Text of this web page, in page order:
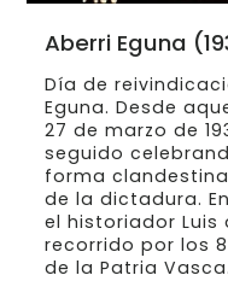
Aberri Eguna
Día de
Eguna. Desde
27 de marzo de
seguido
forma
de la dictadura.
el historiador Luis
recorrido por los
de la Patria